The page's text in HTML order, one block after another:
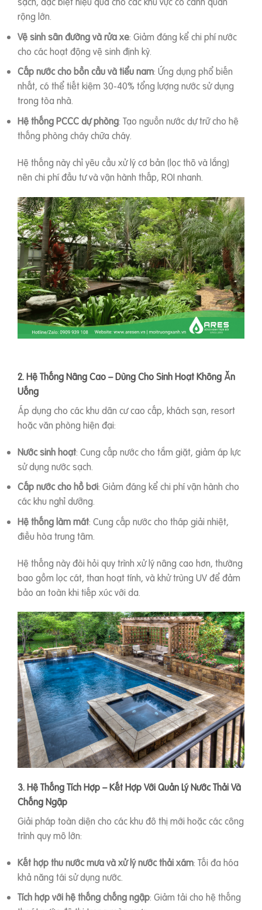
rộng lớn.
Vệ sinh sân đường và rửa xe: Giảm đáng kể chi phí nước
cho các hoạt động vệ sinh định kỳ.
Cấp nước cho bồn cầu và tiểu nam: Ứng dụng phổ biến
nhất, có thể tiết kiệm 30-40% tổng lượng nước sử dụng
trong tòa nhà.
Hệ thống PCCC dự phòng: Tạo nguồn nước dự trữ cho hệ
thống phòng cháy chữa cháy.
Hệ thống này chỉ yêu cầu xử lý cơ bản (lọc thô và lắng)
nên chi phí đầu tư và vận hành thấp, ROI nhanh.
2. Hệ Thống Nâng Cao – Dùng Cho Sinh Hoạt Không Ăn
Uống
Áp dụng cho các khu dân cư cao cấp, khách sạn, resort
hoặc văn phòng hiện đại:
Nước sinh hoạt: Cung cấp nước cho tắm giặt, giảm áp lực
sử dụng nước sạch.
Cấp nước cho hồ bơi: Giảm đáng kể chi phí vận hành cho
các khu nghỉ dưỡng.
Hệ thống làm mát: Cung cấp nước cho tháp giải nhiệt,
điều hòa trung tâm.
Hệ thống này đòi hỏi quy trình xử lý nâng cao hơn, thường
bao gồm lọc cát, than hoạt tính, và khử trùng UV để đảm
bảo an toàn khi tiếp xúc với da.
3. Hệ Thống Tích Hợp – Kết Hợp Với Quản Lý Nước Thải Và
Chống Ngập
Giải pháp toàn diện cho các khu đô thị mới hoặc các công
trình quy mô lớn:
Kết hợp thu nước mưa và xử lý nước thải xám: Tối đa hóa
khả năng tái sử dụng nước.
Tích hợp với hệ thống chống ngập: Giảm tải cho hệ thống